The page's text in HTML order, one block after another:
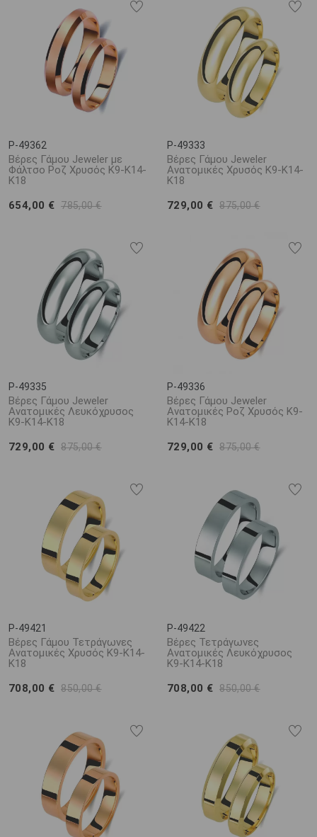
P-49362
Βέρες Γάμου Jeweler με
Φάλτσο Ροζ Χρυσός Κ9-Κ14-
Κ18
654,00 € 785,00 €
P-49333
Βέρες Γάμου Jeweler
Ανατομικές Χρυσός Κ9-Κ14-
Κ18
729,00 € 875,00 €
P-49335
Βέρες Γάμου Jeweler
Ανατομικές Λευκόχρυσος
Κ9-Κ14-Κ18
729,00 € 875,00 €
P-49336
Βέρες Γάμου Jeweler
Ανατομικές Ροζ Χρυσός Κ9-
Κ14-Κ18
729,00 € 875,00 €
P-49421
Βέρες Γάμου Τετράγωνες
Ανατομικές Χρυσός Κ9-Κ14-
Κ18
708,00 € 850,00 €
P-49422
Βέρες Τετράγωνες
Ανατομικές Λευκόχρυσος
Κ9-Κ14-Κ18
708,00 € 850,00 €